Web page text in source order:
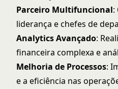
Parceiro Multifuncional:
liderança e chefes de
Analytics Avançado:
financeira complexa e
Melhoria de Processos:
e a eficiência nas